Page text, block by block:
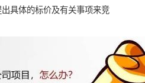
具体的标价及有关事项来竞